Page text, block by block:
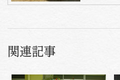
関連記事